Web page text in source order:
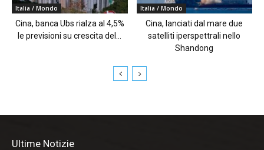
Italia / Mondo
Cina, banca Ubs rialza al 4,5%
le previsioni su crescita del...
Italia / Mondo
Cina, lanciati dal mare due
satelliti iperspettrali nello
Shandong
Ultime Notizie